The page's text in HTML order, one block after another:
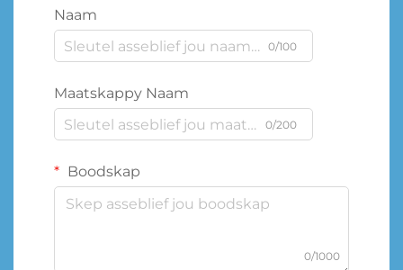
Naam
0/100
Maatskappy Naam
0/200
Boodskap
0/1000